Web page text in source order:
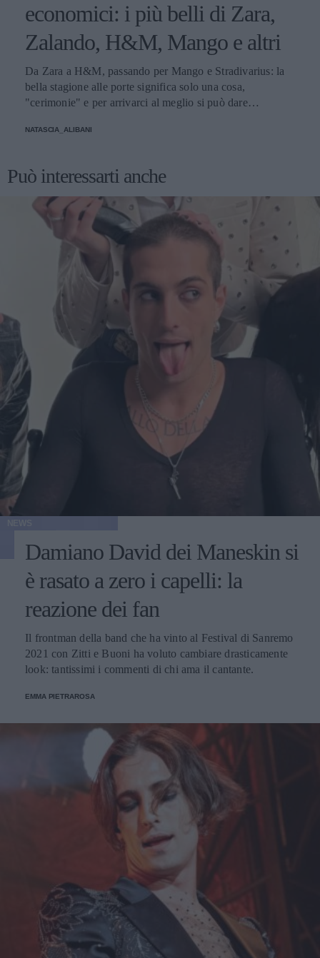
economici: i più belli di Zara,
Zalando, H&M, Mango e altri
Da Zara a H&M, passando per Mango e Stradivarius: la
bella stagione alle porte significa solo una cosa,
"cerimonie" e per arrivarci al meglio si può dare
NATASCIA_ALIBANI
Può interessarti anche
Damiano David dei Maneskin si
è rasato a zero i capelli: la
reazione dei fan
Il frontman della band che ha vinto al Festival di Sanremo
2021 con Zitti e Buoni ha voluto cambiare drasticamente
look: tantissimi i commenti di chi ama il cantante.
EMMA PIETRAROSA